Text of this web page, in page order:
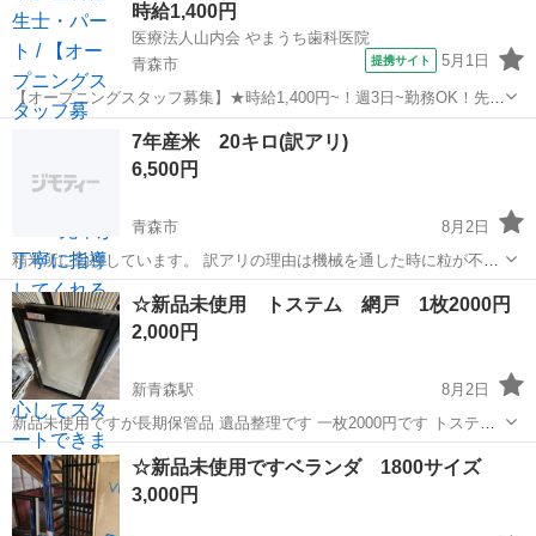
時給1,400円
医療法人山内会 やまうち歯科医院
青森市
提携サイト 5月1日
【オープニングスタッフ募集】★時給1,400円~！週3日~勤務OK！先輩
が丁寧に指導してくれるので、未経験・ブランクの方も安心してスタ
歯科衛生士
7年産米 20キロ(訳アリ)
6,500円
青森市
8月2日
精米所に勤務しています。 訳アリの理由は機械を通した時に粒が不揃
いで弾け出されたお米です…が、私的にはお店で売られているお米と
なんらかわりないです。 私も普段から美味しくいただいています。 大
家族の方？ 学校の夏休み...
青森 青森市 その他 お米
☆新品未使用 トステム 網戸 1枚2000円
2,000円
新青森駅
8月2日
新品未使用ですが長期保管品 遺品整理です 一枚2000円です トステム
（現LIXIL）の「TS網戸」または「デュプレックス」シリーズです。
20×30サイズと書いてます ４枚あったと思います 今後の取引可能予定
日 8/9...
青森 青森市 新青森駅 その他 網戸
☆新品未使用ですベランダ 1800サイズ
3,000円